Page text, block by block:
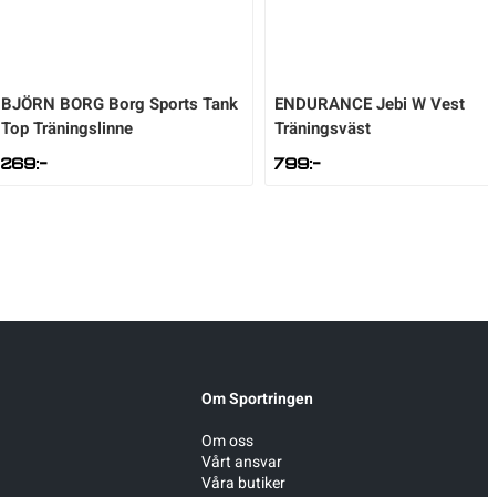
BJÖRN BORG Borg Sports Tank
Top Träningslinne
269:-
ENDURANCEJebi W Vest
Träningsväst
799:-
Om Sportringen
Om oss
Vårt ansvar
Våra butiker